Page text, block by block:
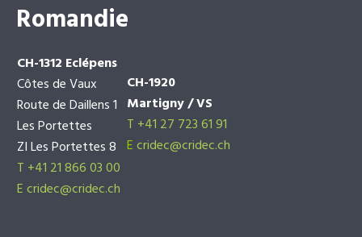
Romandie
CH-1312 Eclépens
Côtes de Vaux
Route de Daillens 1
Les Portettes
ZI Les Portettes 8
T +41 21 866 03 00
Ecridec@cridec.ch
CH-1920
Martigny / VS
T +41 27 723 61 91
Ecridec@cridec.ch